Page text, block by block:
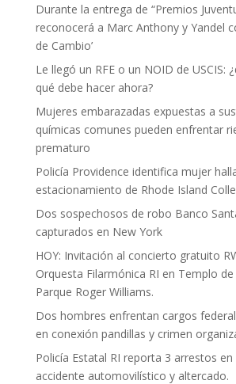
Durante la entrega de “Premios
reconocerá a Marc Anthony y Yandel
de Cambio’
Le llegó un RFE o un NOID de USCIS:
qué debe hacer ahora?
Mujeres embarazadas expuestas a
químicas comunes pueden enfrentar
prematuro
Policía Providence identifica mujer
estacionamiento de Rhode Island
Dos sospechosos de robo Banco
capturados en New York
HOY: Invitación al concierto gratuito
Orquesta Filarmónica RI en Templo
Parque Roger Williams.
Dos hombres enfrentan cargos
en conexión pandillas y crimen
Policía Estatal RI reporta 3 arrestos
accidente automovilístico y altercado.